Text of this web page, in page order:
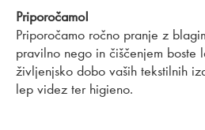
Priporočamo!
Priporočamo ročno pranje z
pravilno nego in čiščenjem boste
življenjsko dobo vaših tekstilnih
lep videz ter higieno.